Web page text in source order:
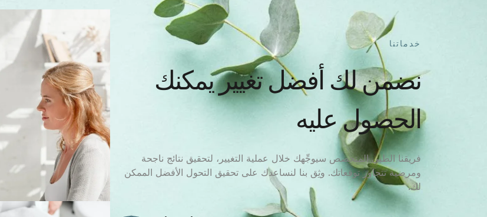
خدماتنا
نضمن لك أفضل تغيير يمكنك
الحصول عليه
فريقنا الطبي المتخصص سيوجِّهك خلال عملية التغيير، لتحقيق نتائج ناجحة
ومرضية تتجاوز توقعاتك. وثِق بنا لنساعدك على تحقيق التحول الأفضل الممكن
لك.